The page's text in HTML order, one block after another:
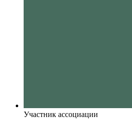
Участник ассоциации